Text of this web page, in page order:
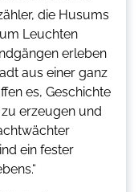
die Husums
Leuchten
erleben
aus einer ganz
es, Geschichte
erzeugen und
ein fester